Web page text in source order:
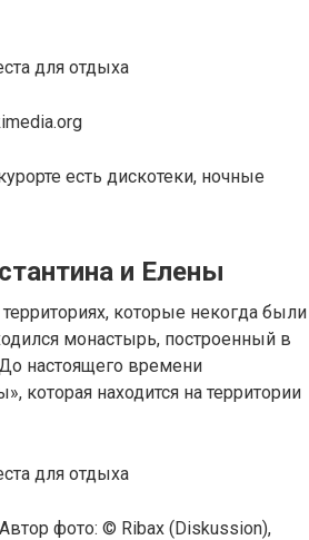
есть дискотеки, ночные
и Елены
которые некогда были
монастырь, построенный в
настоящего времени
которая находится на территории
фото: © Ribax (Diskussion),